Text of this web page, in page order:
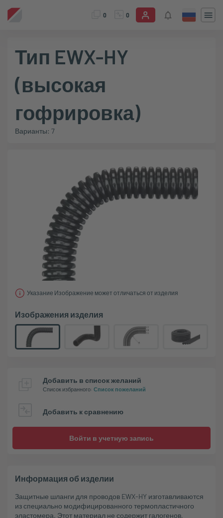
0 0
Тип EWX-HY
(высокая
гофрировка)
Варианты: 7
Указание Изображение может отличаться от изделия
Изображения изделия
Добавить в список желаний
Список избранного:Список пожеланий
Добавить к сравнению
Войти в учетную запись
Информация об изделии
Защитные шланги для проводов EWX-HY изготавливаются
из специально модифицированного термопластичного
эластомера. Этот материал не содержит галогенов,